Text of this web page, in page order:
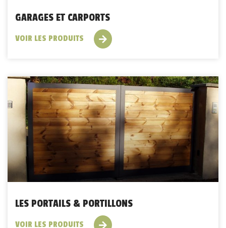
GARAGES ET CARPORTS
VOIR LES PRODUITS
LES PORTAILS & PORTILLONS
VOIR LES PRODUITS